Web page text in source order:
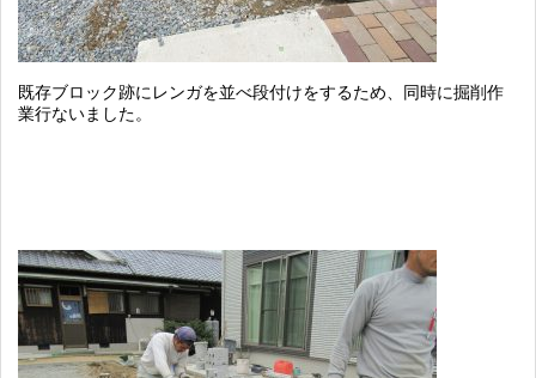
既存ブロック跡にレンガを並べ段付けをするため、同時に掘削作
業行ないました。